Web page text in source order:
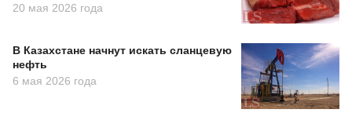
20 мая 2026 года
В Казахстане начнут искать сланцевую
нефть
6 мая 2026 года